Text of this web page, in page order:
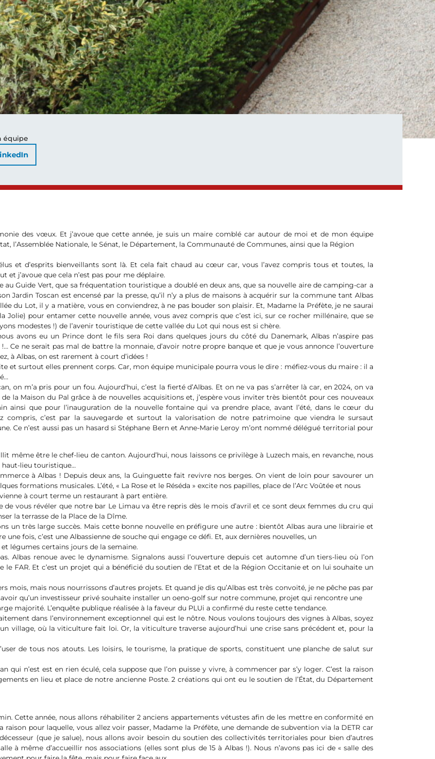
équipe
des vœux. Et j’avoue que cette année, je suis un maire comblé car autour de moi et de mon équipe
l’Assemblée Nationale, le Sénat, le Département, la Communauté de Communes, ainsi que la Région
et d’esprits bienveillants sont là. Et cela fait chaud au cœur car, vous l’avez compris tous et toutes, la
et j’avoue que cela n’est pas pour me déplaire.
au Guide Vert, que sa fréquentation touristique a doublé en deux ans, que sa nouvelle aire de camping-car a
Jardin Toscan est encensé par la presse, qu’il n’y a plus de maisons à acquérir sur la commune tant Albas
du Lot, il y a matière, vous en conviendrez, à ne pas bouder son plaisir. Et, Madame la Préfète, je ne saurai
Jolie) pour entamer cette nouvelle année, vous avez compris que c’est ici, sur ce rocher millénaire, que se
modestes !) de l’avenir touristique de cette vallée du Lot qui nous est si chère.
avons eu un Prince dont le fils sera Roi dans quelques jours du côté du Danemark, Albas n’aspire pas
Ce ne serait pas mal de battre la monnaie, d’avoir notre propre banque et que je vous annonce l’ouverture
à Albas, on est rarement à court d’idées !
et surtout elles prennent corps. Car, mon équipe municipale pourra vous le dire : méfiez-vous du maire : il a
on m’a pris pour un fou. Aujourd’hui, c’est la fierté d’Albas. Et on ne va pas s’arrêter là car, en 2024, on va
la Maison du Pal grâce à de nouvelles acquisitions et, j’espère vous inviter très bientôt pour ces nouveaux
ainsi que pour l’inauguration de la nouvelle fontaine qui va prendre place, avant l’été, dans le cœur du
compris, c’est par la sauvegarde et surtout la valorisation de notre patrimoine que viendra le sursaut
Ce n’est aussi pas un hasard si Stéphane Bern et Anne-Marie Leroy m’ont nommé délégué territorial pour
même être le chef-lieu de canton. Aujourd’hui, nous laissons ce privilège à Luzech mais, en revanche, nous
haut-lieu touristique…
à Albas ! Depuis deux ans, la Guinguette fait revivre nos berges. On vient de loin pour savourer un
formations musicales. L’été, « La Rose et le Réséda » excite nos papilles, place de l’Arc Voûtée et nous
à court terme un restaurant à part entière.
de vous révéler que notre bar Le Limau va être repris dès le mois d’avril et ce sont deux femmes du cru qui
la terrasse de la Place de la Dîme.
un très large succès. Mais cette bonne nouvelle en préfigure une autre : bientôt Albas aura une librairie et
une fois, c’est une Albassienne de souche qui engage ce défi. Et, aux dernières nouvelles, un
légumes certains jours de la semaine.
Albas renoue avec le dynamisme. Signalons aussi l’ouverture depuis cet automne d’un tiers-lieu où l’on
le FAR. Et c’est un projet qui a bénéficié du soutien de l’Etat et de la Région Occitanie et on lui souhaite un
mois, mais nous nourrissons d’autres projets. Et quand je dis qu’Albas est très convoité, je ne pêche pas par
savoir qu’un investisseur privé souhaite installer un oeno-golf sur notre commune, projet qui rencontre une
majorité. L’enquête publique réalisée à la faveur du PLUi a confirmé du reste cette tendance.
dans l’environnement exceptionnel qui est le nôtre. Nous voulons toujours des vignes à Albas, soyez
village, où la viticulture fait loi. Or, la viticulture traverse aujourd’hui une crise sans précédent et, pour la
de tous nos atouts. Les loisirs, le tourisme, la pratique de sports, constituent une planche de salut sur
qui n’est est en rien éculé, cela suppose que l’on puisse y vivre, à commencer par s’y loger. C’est la raison
en lieu et place de notre ancienne Poste. 2 créations qui ont eu le soutien de l’État, du Département
Cette année, nous allons réhabiliter 2 anciens appartements vétustes afin de les mettre en conformité en
raison pour laquelle, vous allez voir passer, Madame la Préfète, une demande de subvention via la DETR car
(que je salue), nous allons avoir besoin du soutien des collectivités territoriales pour bien d’autres
à même d’accueillir nos associations (elles sont plus de 15 à Albas !). Nous n’avons pas ici de « salle des